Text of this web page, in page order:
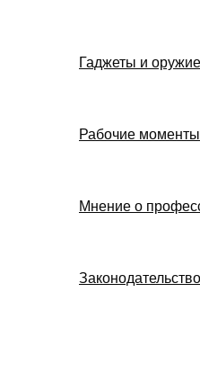
Гаджеты и оружие
Рабочие моменты
Мнение о
Законодательство